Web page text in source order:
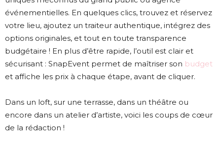
événementielles. En quelques clics, trouvez et réservez
votre lieu, ajoutez un traiteur authentique, intégrez des
options originales, et tout en toute transparence
budgétaire ! En plus d’être rapide, l’outil est clair et
sécurisant : SnapEvent permet de maîtriser son budget
et affiche les prix à chaque étape, avant de cliquer.
Dans un loft, sur une terrasse, dans un théâtre ou
encore dans un atelier d’artiste, voici les coups de cœur
de la rédaction !